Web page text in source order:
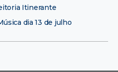
Itinerante
dia 13 de julho